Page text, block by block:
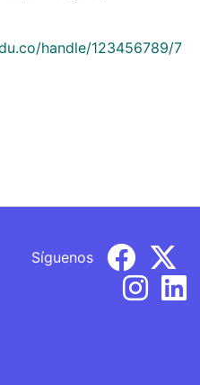
handle/123456789/7
Síguenos